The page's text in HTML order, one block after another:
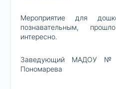
Мероприятие для
познавательным,
интересно.
Заведующий МАДОУ
Пономарева